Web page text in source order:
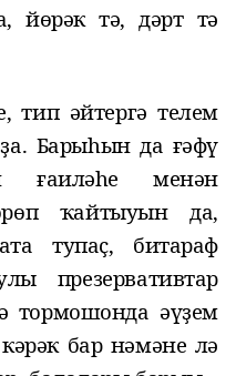
йөрәк тә, дәрт тә
тип әйтергә телем
Барыһын да ғәфү
ғаиләһе менән
ҡайтыуын да,
тупаҫ, битараф
презервативтар
тормошонда әүҙем
бар нәмәне лә